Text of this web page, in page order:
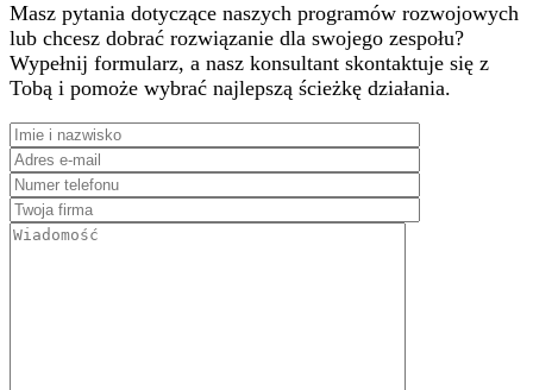
Masz pytania dotyczące naszych programów rozwojowych
lub chcesz dobrać rozwiązanie dla swojego zespołu?
Wypełnij formularz, a nasz konsultant skontaktuje się z
Tobą i pomoże wybrać najlepszą ścieżkę działania.